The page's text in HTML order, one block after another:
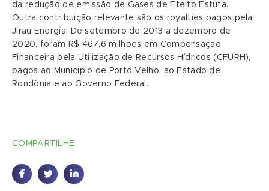
da redução de emissão de Gases de Efeito Estufa.
Outra contribuição relevante são os royalties pagos pela
Jirau Energia. De setembro de 2013 a dezembro de
2020, foram R$ 467,6 milhões em Compensação
Financeira pela Utilização de Recursos Hídricos (CFURH),
pagos ao Município de Porto Velho, ao Estado de
Rondônia e ao Governo Federal.
COMPARTILHE